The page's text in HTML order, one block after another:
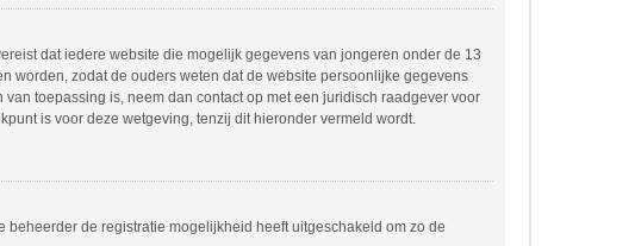
dat iedere website die mogelijk gegevens van jongeren onder de 13
worden, zodat de ouders weten dat de website persoonlijke gegevens
toepassing is, neem dan contact op met een juridisch raadgever voor
is voor deze wetgeving, tenzij dit hieronder vermeld wordt.
de registratie mogelijkheid heeft uitgeschakeld om zo de